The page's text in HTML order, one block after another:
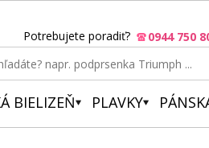
Potrebujete poradiť? 0944 750
BIELIZEŇ PLAVKY